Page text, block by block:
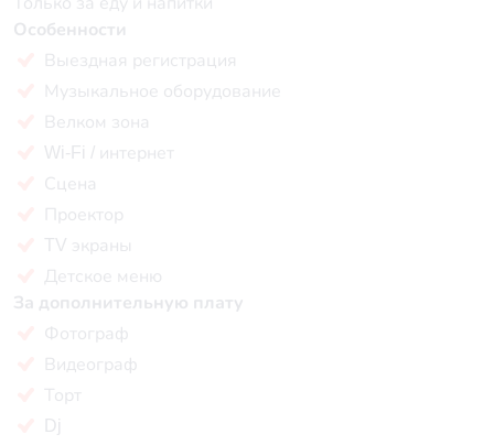
Особенности
Выездная регистрация
Музыкальное оборудование
Велком зона
Wi-Fi / интернет
Сцена
Проектор
TV экраны
Детское меню
За дополнительную плату
Фотограф
Видеограф
Торт
Dj